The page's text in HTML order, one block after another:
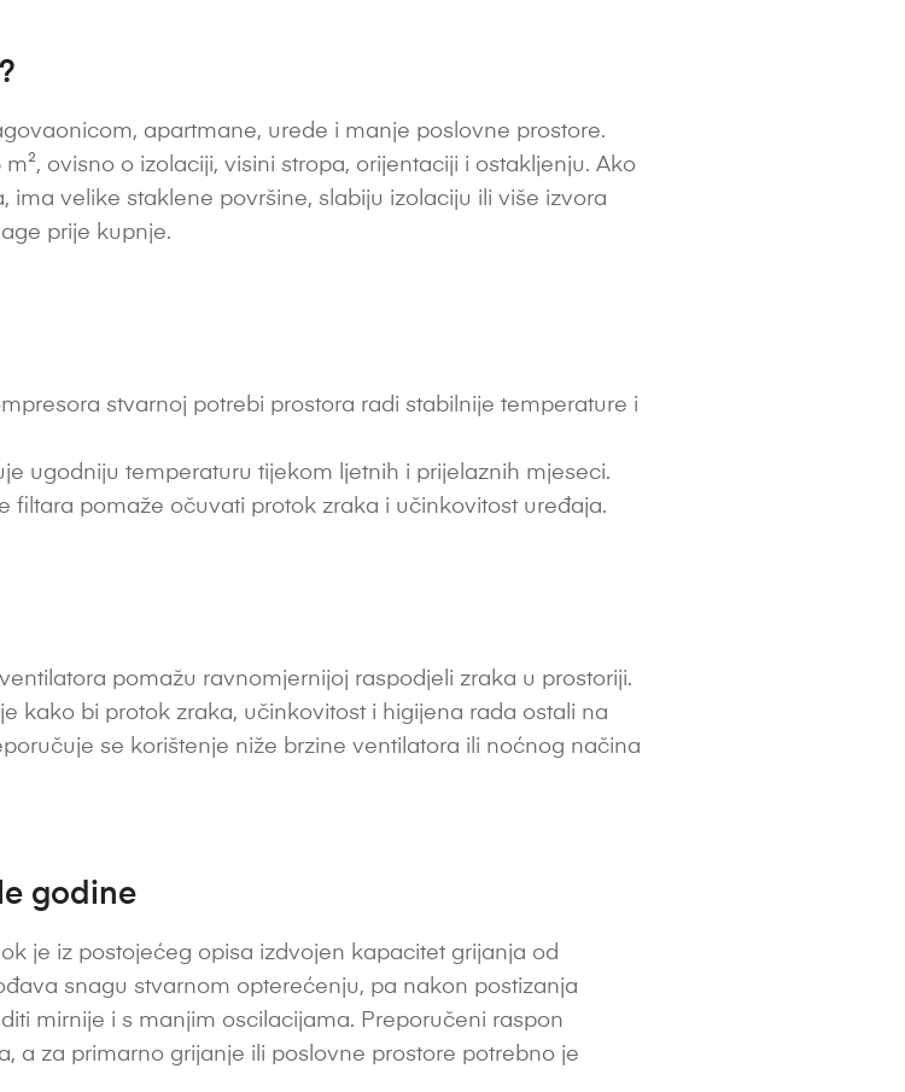
apartmane, urede i manje poslovne prostore.
ovisno o izolaciji, visini stropa, orijentaciji i ostakljenju. Ako
velike staklene površine, slabiju izolaciju ili više izvora
prije kupnje.
stvarnoj potrebi prostora radi stabilnije temperature i
ugodniju temperaturu tijekom ljetnih i prijelaznih mjeseci.
filtara pomaže očuvati protok zraka i učinkovitost uređaja.
pomažu ravnomjernijoj raspodjeli zraka u prostoriji.
kako bi protok zraka, učinkovitost i higijena rada ostali na
se korištenje niže brzine ventilatora ili noćnog načina
godine
je iz postojećeg opisa izdvojen kapacitet grijanja od
snagu stvarnom opterećenju, pa nakon postizanja
mirnije i s manjim oscilacijama. Preporučeni raspon
a za primarno grijanje ili poslovne prostore potrebno je